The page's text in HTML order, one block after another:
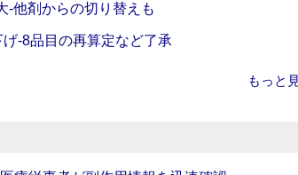
‐他剤からの切り替えも
‐8品目の再算定など了承
もっと